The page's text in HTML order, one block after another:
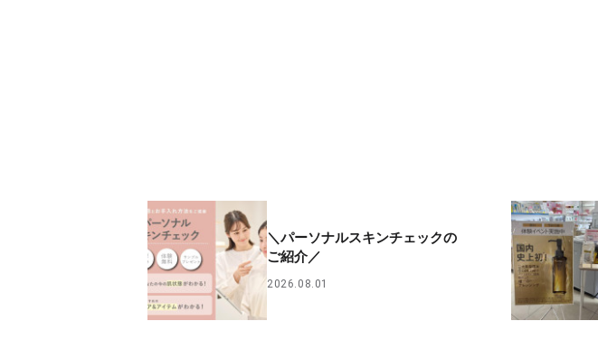
＼パーソナルスキンチェックの
ご紹介／
2026.08.01